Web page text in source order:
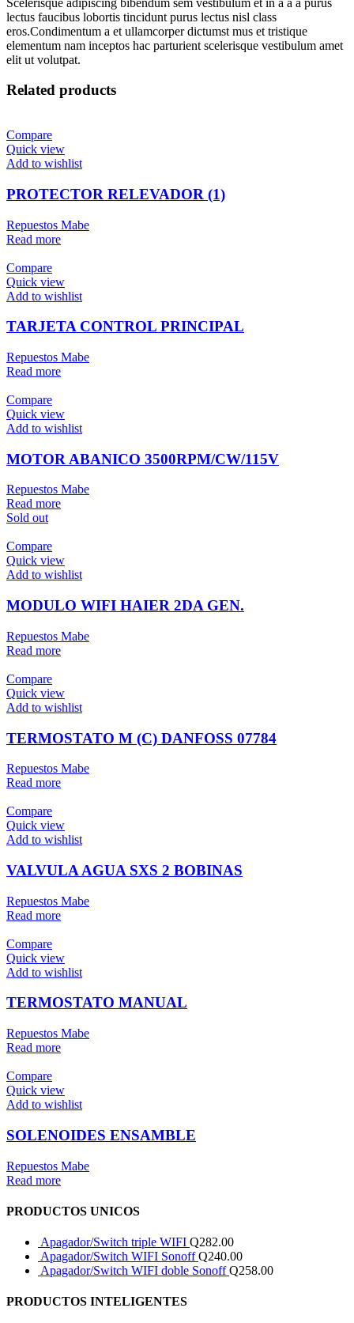
lectus faucibus lobortis tincidunt purus lectus nisl class
eros.Condimentum a et ullamcorper dictumst mus et tristique
elementum nam inceptos hac parturient scelerisque vestibulum amet
elit ut volutpat.
Related products
Compare
Quick view
Add to wishlist
PROTECTOR RELEVADOR (1)
Repuestos Mabe
Read more
Compare
Quick view
Add to wishlist
TARJETA CONTROL PRINCIPAL
Repuestos Mabe
Read more
Compare
Quick view
Add to wishlist
MOTOR ABANICO 3500RPM/CW/115V
Repuestos Mabe
Read more
Sold out
Compare
Quick view
Add to wishlist
MODULO WIFI HAIER 2DA GEN.
Repuestos Mabe
Read more
Compare
Quick view
Add to wishlist
TERMOSTATO M (C) DANFOSS 07784
Repuestos Mabe
Read more
Compare
Quick view
Add to wishlist
VALVULA AGUA SXS 2 BOBINAS
Repuestos Mabe
Read more
Compare
Quick view
Add to wishlist
TERMOSTATO MANUAL
Repuestos Mabe
Read more
Compare
Quick view
Add to wishlist
SOLENOIDES ENSAMBLE
Repuestos Mabe
Read more
PRODUCTOS UNICOS
Apagador/Switch triple WIFI Q282.00
Apagador/Switch WIFI SonoffQ240.00
Apagador/Switch WIFI doble SonoffQ258.00
PRODUCTOS INTELIGENTES